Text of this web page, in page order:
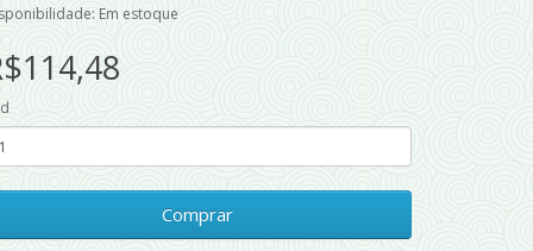
Em estoque
Comprar